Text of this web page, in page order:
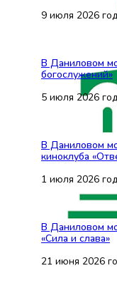
9 июля 2026
В Даниловом
богослужений»
5 июля 2026
В Даниловом
киноклуба
1 июля 2026
В Даниловом
«Сила и слава»
21 июня 2026